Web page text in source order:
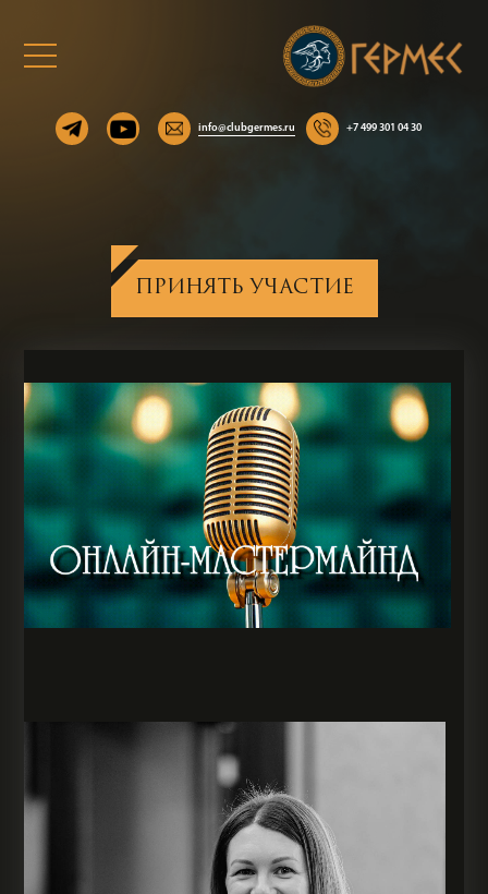
info@clubgermes.ru +7 499 301 04 30
ПРИНЯТЬ УЧАСТИЕ